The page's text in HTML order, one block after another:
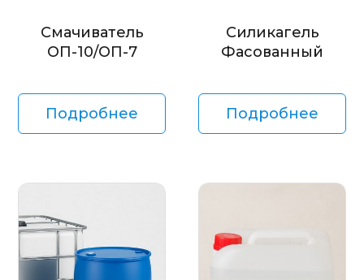
Смачиватель
ОП-10/ОП-7
Подробнее
Силикагель
Фасованный
Подробнее